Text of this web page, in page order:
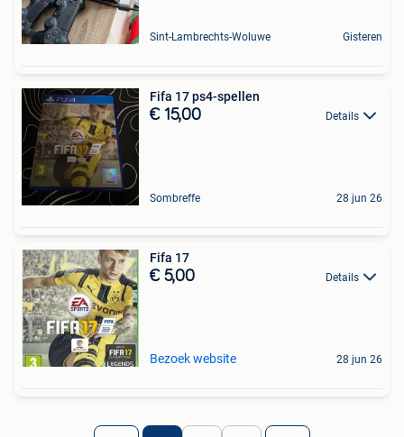
Sint-Lambrechts-Woluwe Gisteren
Fifa 17 ps4-spellen
€ 15,00 Details
Sombreffe 28 jun 26
Fifa 17
€ 5,00 Details
Bezoek website 28 jun 26